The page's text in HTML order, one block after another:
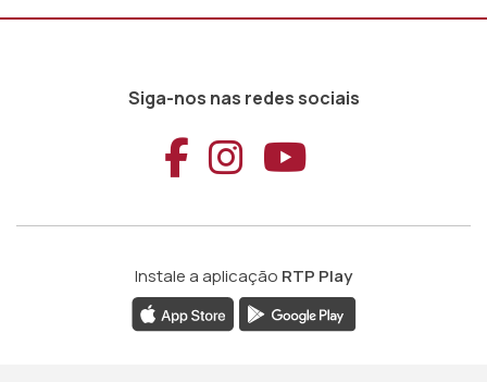
Siga-nos nas redes sociais
Aceder ao
Aceder ao
Aceder
Instale a aplicação RTP Play